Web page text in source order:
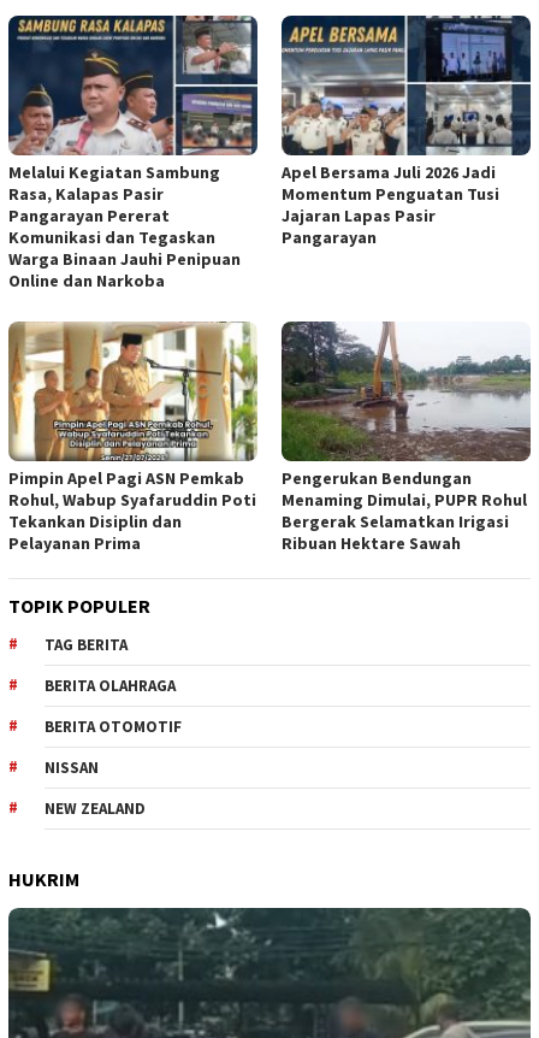
Melalui Kegiatan Sambung
Rasa, Kalapas Pasir
Pangarayan Pererat
Komunikasi dan Tegaskan
Warga Binaan Jauhi Penipuan
Online dan Narkoba
Apel Bersama Juli 2026 Jadi
Momentum Penguatan Tusi
Jajaran Lapas Pasir
Pangarayan
Pimpin Apel Pagi ASN Pemkab
Rohul, Wabup Syafaruddin Poti
Tekankan Disiplin dan
Pelayanan Prima
Pengerukan Bendungan
Menaming Dimulai, PUPR Rohul
Bergerak Selamatkan Irigasi
Ribuan Hektare Sawah
TOPIK POPULER
TAG BERITA
BERITA OLAHRAGA
BERITA OTOMOTIF
NISSAN
NEW ZEALAND
HUKRIM